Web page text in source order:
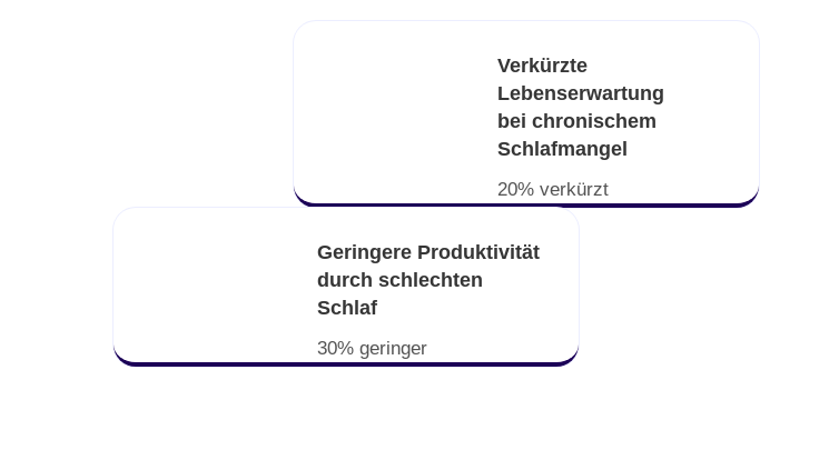
Verkürzte
Lebenserwartung
bei chronischem
Schlafmangel
20% verkürzt
Geringere Produktivität
durch schlechten
Schlaf
30% geringer